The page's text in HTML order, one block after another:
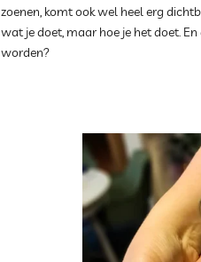
zoenen, komt ook wel heel erg
wat je doet, maar hoe je het doet.
worden?